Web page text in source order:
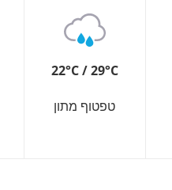
22°C / 29°C
טפטוף מתון